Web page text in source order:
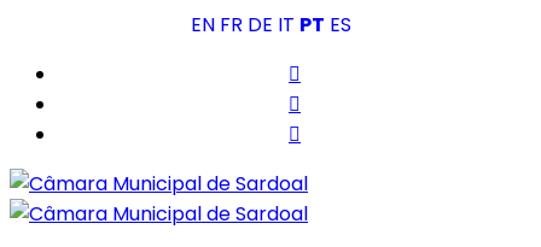
EN FR DE IT PT ES